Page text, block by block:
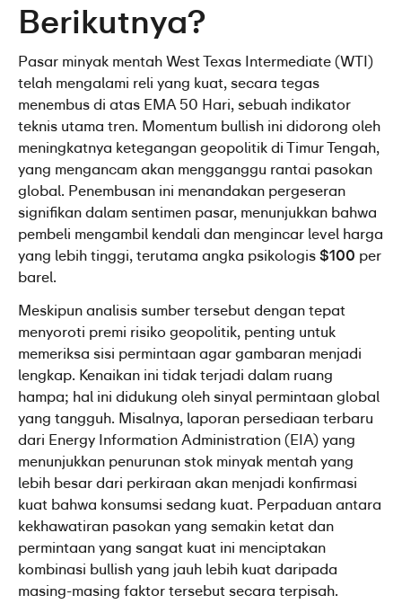
Berikutnya?
Pasar minyak mentah West Texas Intermediate (WTI)
telah mengalami reli yang kuat, secara tegas
menembus di atas EMA 50 Hari, sebuah indikator
teknis utama tren. Momentum bullish ini didorong oleh
meningkatnya ketegangan geopolitik di Timur Tengah,
yang mengancam akan mengganggu rantai pasokan
global. Penembusan ini menandakan pergeseran
signifikan dalam sentimen pasar, menunjukkan bahwa
pembeli mengambil kendali dan mengincar level harga
yang lebih tinggi, terutama angka psikologis $100 per
barel.
Meskipun analisis sumber tersebut dengan tepat
menyoroti premi risiko geopolitik, penting untuk
memeriksa sisi permintaan agar gambaran menjadi
lengkap. Kenaikan ini tidak terjadi dalam ruang
hampa; hal ini didukung oleh sinyal permintaan global
yang tangguh. Misalnya, laporan persediaan terbaru
dari Energy Information Administration (EIA) yang
menunjukkan penurunan stok minyak mentah yang
lebih besar dari perkiraan akan menjadi konfirmasi
kuat bahwa konsumsi sedang kuat. Perpaduan antara
kekhawatiran pasokan yang semakin ketat dan
permintaan yang sangat kuat ini menciptakan
kombinasi bullish yang jauh lebih kuat daripada
masing-masing faktor tersebut secara terpisah.